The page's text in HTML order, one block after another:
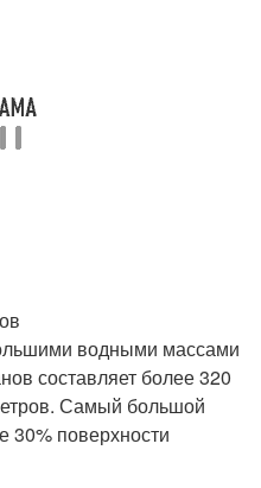
водными массами
составляет более 320
Самый большой
30% поверхности